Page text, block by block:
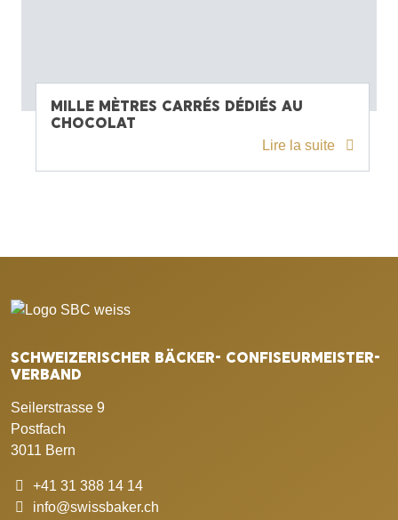
MILLE MÈTRES CARRÉS DÉDIÉS AU
CHOCOLAT
Lire la suite
SCHWEIZERISCHER BÄCKER- CONFISEURMEISTER-
VERBAND
Seilerstrasse 9
Postfach
3011 Bern
+41 31 388 14 14
info@swissbaker.ch